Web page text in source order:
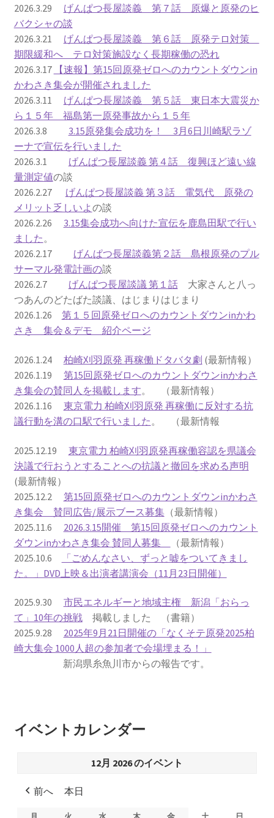
ギャラリー_2024.3.10
ギャラリー_2025.3.23
ギャラリー_2026.3.15
原発ゼロと未来
原発動向
原発 日誌
2022.7.15東電・株主訴訟 経営陣に13兆円賠償命令
2022.8.1 福島第一原発 汚染配管撤去 失敗続きで計画
断念
2022.8.9 福島第一原発 汚染水海洋放出トンネル工事
着工
超 老朽対策容認
2023.1.19 東電旧経営陣、二審も無罪 民事裁判で認
めた「長期評価」を否定
り
原子力規制委員会「原発60年超運転」正式決定先送
りからわずか5日で、多数決決定
「原発６０年超へ」閣議決定
書籍
2022.12.29 原発事故と甲状腺がん
2023.1.26 「脱原発」成長論
2023.2.7 いまこそ私は原発に反対します
南海トラフ巨大地震でも原発は大丈夫と言う人々
2025.9.30 市民エネルギーと地域主権
2026.5.3 原発を止めた町
2026.3.29 げんぱつ長屋談義 第７話 原爆と原発のヒ
バクシャの談
2026.3.21 げんぱつ長屋談義 第６話 原発テロ対策
期限緩和へ テロ対策施設なく長期稼働の恐れ
2026.3.17
【速報】第15回原発ゼロへのカウントダウンin
かわさき集会が開催されました
2026.3.11 げんぱつ長屋談義 第５話 東日本大震災か
ら１５年 福島第一原発事故から１５年
2026.3.8 3.15原発集会成功を！ 3月6日川崎駅ラゾ
ーナで宣伝を行いました
2026.3.1 げんぱつ長屋談義 第４話 復興ほど遠い線
量測定値の談
2026.2.27 げんぱつ長屋談義 第３話 電気代 原発の
メリット乏しいよの談
2026.2.26 3.15集会成功へ向けた宣伝を鹿島田駅で行い
ました。
2026.2.17 げんぱつ長屋談義第２話 島根原発のプル
サーマル発電計画の談
2026.2.7 げんぱつ長屋談議 第１話大家さんと八っ
つあんのどたばた談議、はじまりはじまり
2026.1.26 第１５回原発ゼロへのカウントダウンinかわ
さき 集会＆デモ 紹介ページ
2026.1.24 柏崎刈羽原発 再稼働ドタバタ劇 (最新情報）
2026.1.19 第15回原発ゼロへのカウントダウンinかわさ
き集会の賛同人を掲載します。 （最新情報）
2026.1.16 東京電力 柏崎刈羽原発 再稼働に反対する抗
議行動を溝の口駅で行いました。 （最新情報
2025.12.19 東京電力 柏崎刈羽原発再稼働容認を県議会
決議で行おうとすることへの抗議と撤回を求める声明
(最新情報）
2025.12.2 第15回原発ゼロへのカウントダウンinかわさ
き集会 賛同広告/展示ブース募集（最新情報）
2025.11.6 2026.3.15開催 第15回原発ゼロへのカウント
ダウンinかわさき集会 賛同人募集
（最新情報）
2025.10.6
「ごめんなさい、ずっと嘘をついてきまし
た。」DVD上映＆出演者講演会（11月23日開催）
2025.9.30 市民エネルギーと地域主権 新潟「おらっ
て」10年の挑戦掲載しました （書籍）
2025.9.28 2025年9月21日開催の「なくそテ原発2025柏
崎大集会 1000人超の参加者で会場埋まる！」
新潟県糸魚川市からの報告です。
イベントカレンダー
12月 2026 のイベント
前へ 本日